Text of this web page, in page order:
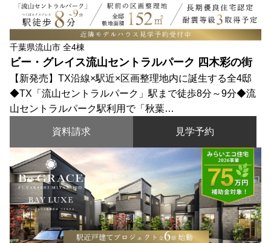
千葉県流山市 全4棟
ビー・グレイス流山セントラルパーク 四木彩の街
【新発売】TX沿線×駅近×区画整理地内に誕生する全4邸
◆TX「流山セントラルパーク」駅まで徒歩8分～9分◆流
山セントラルパーク駅利用で「秋葉…
資料請求 見学予約